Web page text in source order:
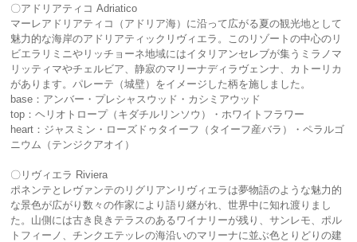
〇アドリアティコ Adriatico
マーレアドリアティコ（アドリア海）に沿って広がる夏の観光地として
魅力的な海岸のアドリアティックリヴィエラ。このリゾートの中心のリ
ビエラリミニやリッチョーネ地域にはイタリアンセレブが集うミラノマ
リッティマやチェルビア、静寂のマリーナディラヴェンナ、カトーリカ
があります。パレーテ（城壁）をイメージした柄を施しました。
base：アンバー・プレシャスウッド・カシミアウッド
top：ヘリオトロープ（キダチルリンソウ）・ホワイトフラワー
heart：ジャスミン・ローズドゥタイーフ（タイーフ産バラ）・ペラルゴ
ニウム（テンジクアオイ）
〇リヴィエラ Riviera
ポネンテとレヴァンテのリグリアンリヴィエラは夢物語のような魅力的
な景色が広がり数々の作家により語り継がれ、世界中に知れ渡りまし
た。山側には古き良きテラスのあるワイナリーが残り、サンレモ、ポル
トフィーノ、チンクエテッレの海沿いのマリーナに並ぶ色とりどりの建